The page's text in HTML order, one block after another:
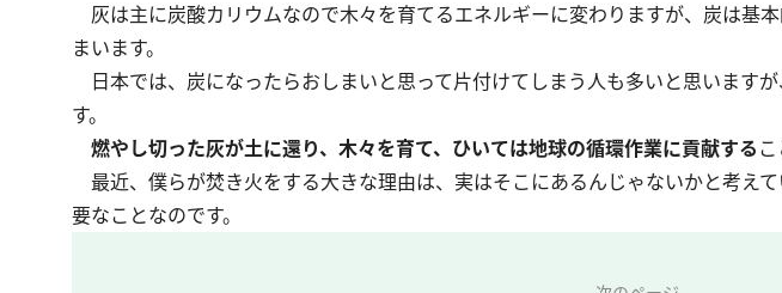
灰は主に炭酸カリウムなので木々を育てるエネルギーに変わりますが、炭は基
まいます。
日本では、炭になったらおしまいと思って片付けてしまう人も多いと思いますが
す。
燃やし切った灰が土に還り、木々を育て、ひいては地球の循環作業に貢献する
最近、僕らが焚き火をする大きな理由は、実はそこにあるんじゃないかと考え
要なことなのです。